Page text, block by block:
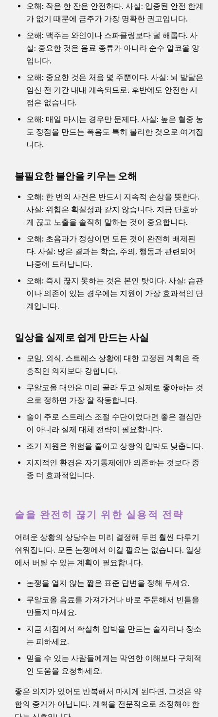
오해: 작은 한 잔은 안전하다. 사실: 입증된 안전 한계
가 없기 때문에 금주가 가장 명확한 권고입니다.
오해: 맥주는 와인이나 스파클링보다 덜 해롭다. 사
실: 중요한 것은 음료 종류가 아니라 순수 알코올 양
입니다.
오해: 중요한 것은 처음 몇 주뿐이다. 사실: 뇌 발달은
임신 전 기간 내내 계속되므로, 후반에도 안전한 시
점은 없습니다.
오해: 매일 마시는 경우만 문제다. 사실: 높은 혈중 농
도 정점을 만드는 폭음도 특히 불리한 것으로 여겨집
니다.
불필요한 불안을 키우는 오해
오해: 한 번의 사건은 반드시 지속적 손상을 뜻한다.
사실: 위험은 확실성과 같지 않습니다. 지금 단호하
게 끊고 노출을 솔직히 말하는 것이 중요합니다.
오해: 초음파가 정상이면 모든 것이 완전히 배제된
다. 사실: 많은 결과는 학습, 주의, 행동과 관련되어
나중에 드러납니다.
오해: 즉시 끊지 못하는 것은 본인 탓이다. 사실: 습관
이나 의존이 있는 경우에는 지원이 가장 효과적인 단
계입니다.
일상을 실제로 쉽게 만드는 사실
모임, 외식, 스트레스 상황에 대한 고정된 계획은 즉
흥적인 의지보다 강합니다.
무알코올 대안은 미리 골라 두고 실제로 좋아하는 것
으로 정하면 가장 잘 작동합니다.
술이 주로 스트레스 조절 수단이었다면 좋은 결심만
이 아니라 실제 대체 전략이 필요합니다.
조기 지원은 위험을 줄이고 상황의 압박도 낮춥니다.
지지적인 환경은 자기통제에만 의존하는 것보다 종
종 더 효과적입니다.
술을 완전히 끊기 위한 실용적 전략
어려운 상황의 상당수는 미리 결정해 두면 훨씬 다루기
쉬워집니다. 모든 논쟁에서 이길 필요는 없습니다. 일상
에서 버틸 수 있는 계획이 필요합니다.
논쟁을 열지 않는 짧은 표준 답변을 정해 두세요.
무알코올 음료를 가져가거나 바로 주문해서 빈틈을
만들지 마세요.
지금 시점에서 확실히 압박을 만드는 술자리나 장소
는 피하세요.
믿을 수 있는 사람들에게는 막연한 이해보다 구체적
인 도움을 요청하세요.
좋은 의지가 있어도 반복해서 마시게 된다면, 그것은 약
함의 증거가 아닙니다. 계획을 전문적으로 조정해야 한